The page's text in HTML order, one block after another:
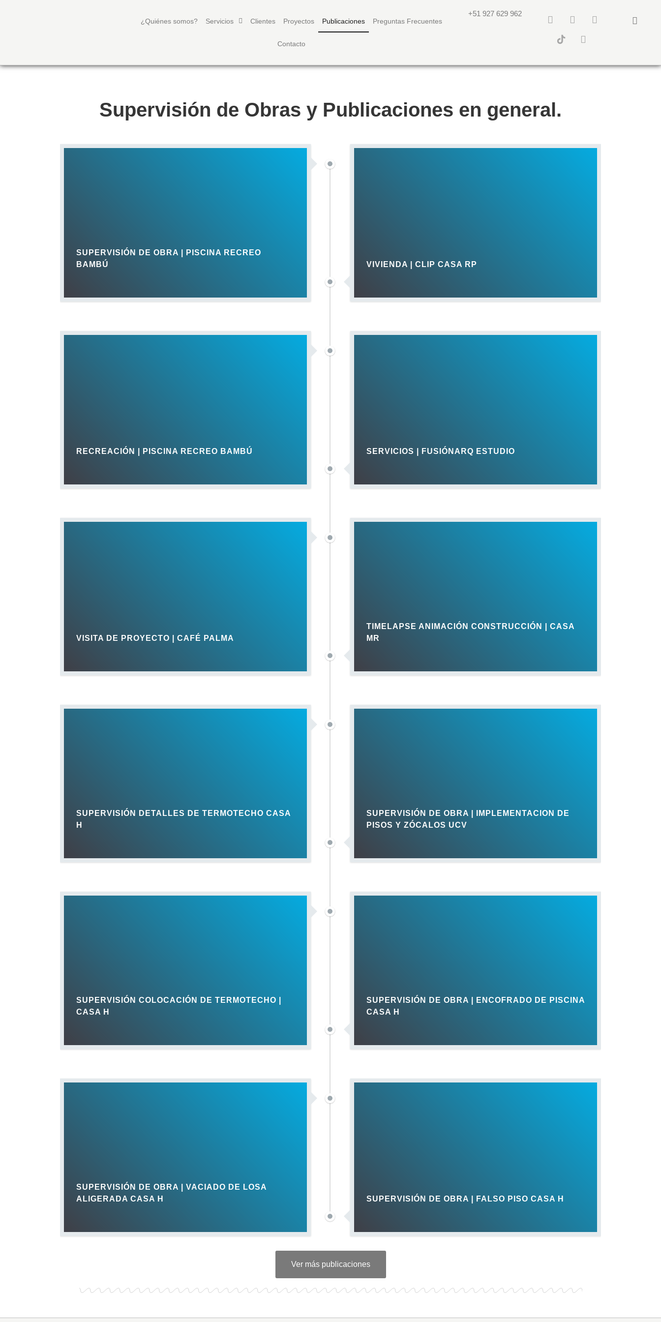
¿Quiénes somos? Servicios Clientes Proyectos Publicaciones Preguntas Frecuentes
Contacto
+51 927 629 962
Supervisión de Obras y Publicaciones en general.
SUPERVISIÓN DE OBRA | PISCINA RECREO
BAMBÚ
VIVIENDA | CLIP CASA RP
RECREACIÓN | PISCINA RECREO BAMBÚ SERVICIOS | FUSIÓNARQ ESTUDIO
VISITA DE PROYECTO | CAFÉ PALMA
TIMELAPSE ANIMACIÓN CONSTRUCCIÓN | CASA
MR
SUPERVISIÓN DETALLES DE TERMOTECHO CASA
H
SUPERVISIÓN DE OBRA | IMPLEMENTACION DE
PISOS Y ZÓCALOS UCV
SUPERVISIÓN COLOCACIÓN DE TERMOTECHO |
CASA H
SUPERVISIÓN DE OBRA | ENCOFRADO DE PISCINA
CASA H
SUPERVISIÓN DE OBRA | VACIADO DE LOSA
ALIGERADA CASA H
SUPERVISIÓN DE OBRA | FALSO PISO CASA H
Ver más publicaciones